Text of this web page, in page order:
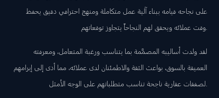
على نجاحه قيامه ببناء آلية عمل متكاملة ومنهج احترافي دقيق يحفظ
لقد ولدت أساليبه المصمَّمة بما يتناسب ورغبة المتعامل، ومعرفته
العميقة بالسوق، بواعث الثقة والاطمئنان لدى عملائه، مما أدى إلى إبرامهم